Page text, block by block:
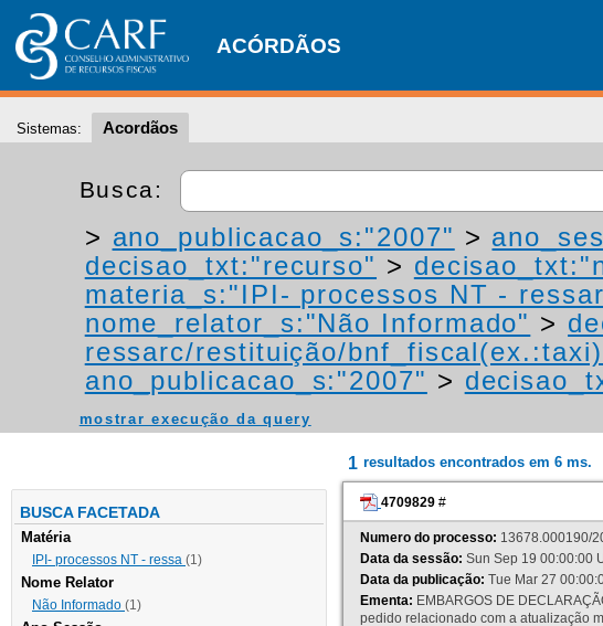
ACÓRDÃOS
Sistemas: Acordãos
Busca:
> ano_publicacao_s:"2007" >
decisao_txt:"recurso" >
materia_s:"IPI- processos NT -
nome_relator_s:"Não Informado" >
ressarc/restituição/
ano_publicacao_s:"2007" >
mostrar execução da query
BUSCA FACETADA
Matéria
IPI- processos NT - ressa (1)
Nome Relator
Não Informado (1)
1 resultados encontrados em 6 ms.
4709829 #
Numero do processo: 13678.000190/
Data da sessão: Sun Sep 19 00:00:00
Data da publicação: Tue Mar 27
Ementa: EMBARGOS DE
pedido relacionado com a atualização